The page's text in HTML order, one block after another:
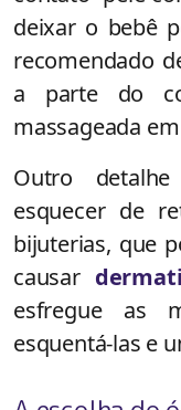
deixar o bebê
recomendado
a parte do
massageada
Outro
esquecer de
bijuterias, que
causar
esfregue as
esquentá-las e